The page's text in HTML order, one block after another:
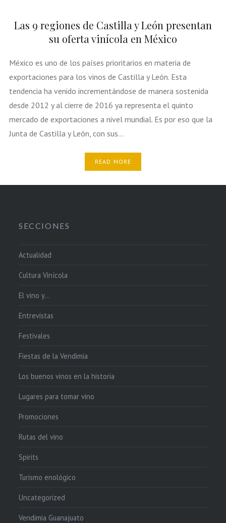
Las 9 regiones de Castilla y León presentan
su oferta vinícola en México
México es uno de los países prioritarios en materia de
exportaciones para los vinos de Castilla y León. Esta
tendencia ha venido incrementándose de manera sostenida
desde 2012 y al cierre de 2016 ya representa el quinto
mercado de exportaciones a nivel mundial. Es por eso que la
Junta de Castilla y León, con sus…
READ MORE
SECCIONES
Actualidad
Cultura Vinícola
El vino y…
Entrevistas
Festivales
Fiestas de la Vendimia
Los buenos vinos en la historia
Lugares para tomar vino
Promociones
Rutas del vino
Spirits
Turismo enológico
Uncategorized
Vendimia Guanajuato